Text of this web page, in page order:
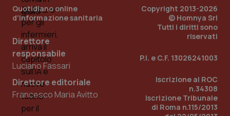
Quotidiano online
d'informazione sanitaria
Direttore
responsabile
Luciano Fassari
Direttore editoriale
Francesco Maria Avitto
Copyright 2013-2026
© Homnya Srl
Tutti i diritti sono
riservati
P.I. e C.F. 13026241003
Iscrizione al ROC
n.34308
Iscrizione Tribunale
di Roma n.115/2013